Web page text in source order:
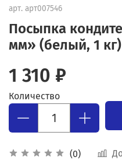
арт. арт007546
Посыпка
мм» (белый, 1 кг)
(0)
1 310 ₽
Количество